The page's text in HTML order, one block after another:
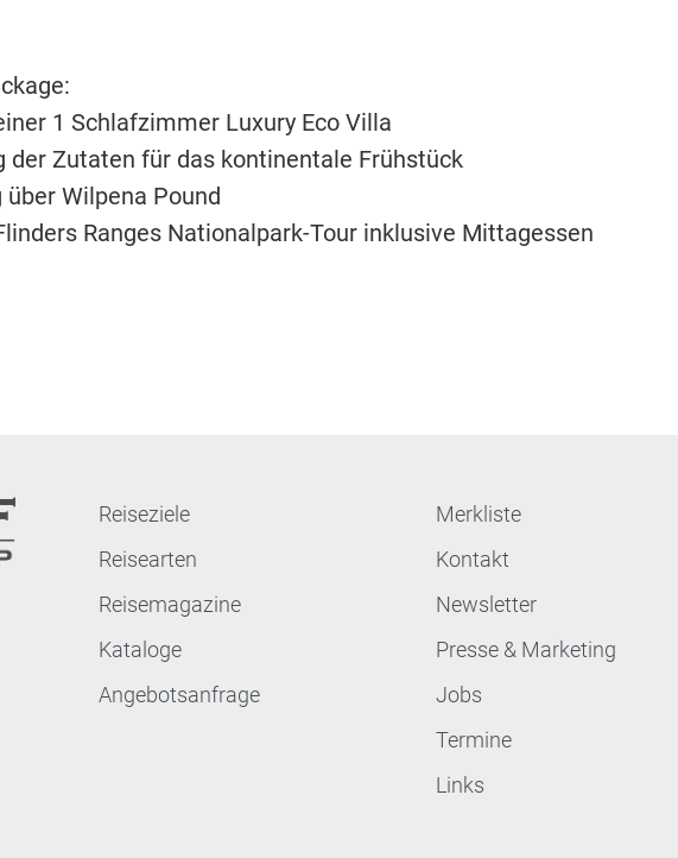
1 Schlafzimmer Luxury Eco Villa
der Zutaten für das kontinentale Frühstück
Wilpena Pound
Ranges Nationalpark-Tour inklusive Mittagessen
Reiseziele
Reisearten
Reisemagazine
Kataloge
Angebotsanfrage
Merkliste
Kontakt
Newsletter
Presse & Marketing
Jobs
Termine
Links